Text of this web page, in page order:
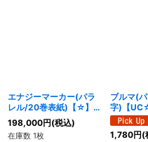
エナジーマーカー(パラ
レル/20巻表紙)【☆】
{E-55}
198,000円(税込)
在庫数 1枚
ブルマ(
字)【
068}
1,780円(